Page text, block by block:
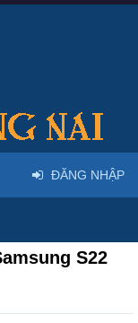
kinh nghiệm
S22
ĐĂNG NHẬP